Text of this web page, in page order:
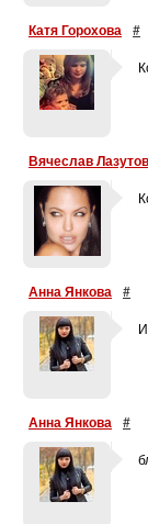
Катя Горохова #
Вячеслав Лазутов
Анна Янкова #
Анна Янкова #